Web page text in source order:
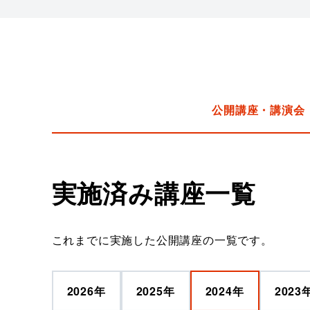
公開講座・講演会
実施済み講座一覧
これまでに実施した公開講座の一覧です。
2026年 2025年 2024年 2023